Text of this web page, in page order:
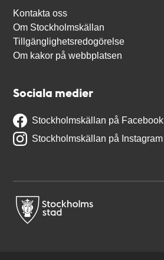
Kontakta oss
Om Stockholmskällan
Tillgänglighetsredogörelse
Om kakor på webbplatsen
Sociala medier
Stockholmskällan på Facebook
Stockholmskällan på Instagram